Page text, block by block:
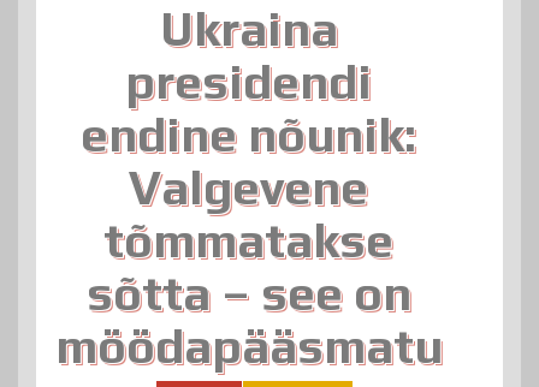
Ukraina
presidendi
endine nõunik:
Valgevene
tõmmatakse
sõtta – see on
möödapääsmatu